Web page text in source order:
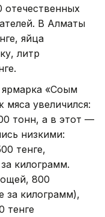
отечественных
В Алматы
яйца
литр
«Соғым
увеличился:
тонн, а в этот —
низкими:
тенге,
килограмм.
800
за килограмм),
тенге